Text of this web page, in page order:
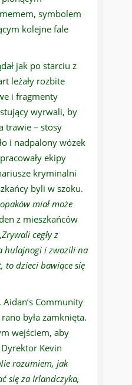
symbolem
kolejne fale
jak po starciu z
leżały rozbite
i fragmenty
wyrwali, by
trawie – stosy
i nadpalony wózek
ekipy
kryminalni
byli w szoku.
miał może
z mieszkańców
Zrywali cegły z
hulajnogi i zwozili na
to dzieci bawiące się
Community
była zamknięta.
wejściem, aby
Kevin
rozumiem, jak
się za Irlandczyka,